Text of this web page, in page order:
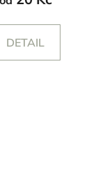
DETAIL